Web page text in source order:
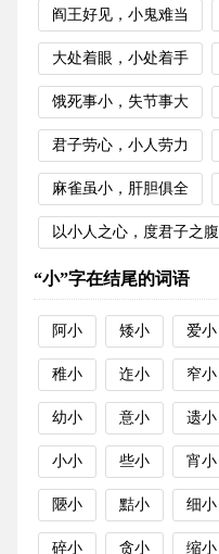
阎王好见，小鬼难当
大处着眼，小处着手
饿死事小，失节事大
君子劳心，小人劳力
麻雀虽小，肝胆俱全
以小人之心，度君子之腹
“小”字在结尾的词语
阿小 矮小 爱小
稚小 迮小 窄小
幼小 意小 遗小
小小 些小 宵小
陿小 黠小 细小
碎小 贪小 缩小